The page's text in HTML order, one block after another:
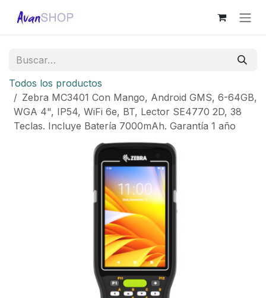
Todos los productos
Zebra MC3401 Con Mango, Android GMS, 6-64GB,
WGA 4", IP54, WiFi 6e, BT, Lector SE4770 2D, 38
Teclas. Incluye Batería 7000mAh. Garantía 1 año